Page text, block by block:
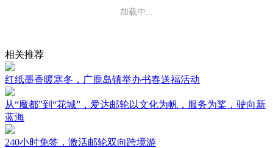
加载中...
相关推荐
红纸墨香暖寒冬，广鹿岛镇举办书春送福活动
从“魔都”到“花城”，爱达邮轮以文化为帆，服务为桨，驶向新
蓝海
240小时免签，激活邮轮双向跨境游